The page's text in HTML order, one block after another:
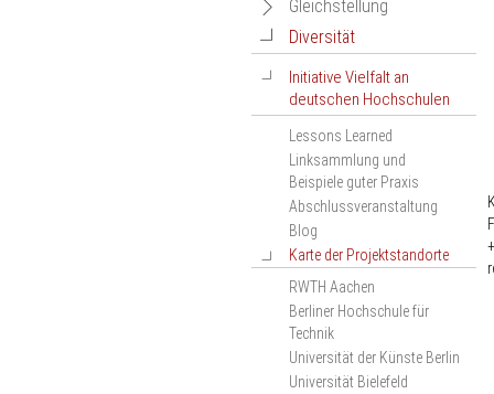
öffnen
Dokumentation der
Netzwerkveranstaltung
2019
Dokumentation der
Netzwerkveranstaltung
2020
Dokumentation der
Netzwerkveranstaltung
2021
Dokumentation der
Netzwerkveranstaltung
2022
Dokumentation der
Netzwerkveranstaltung
2023
Ranking-Wiki
Ranking-Termine
Veranstaltungskalender
Materialien
Gleichstellung
Navigation
öffnen
Geschlechtergerechtigkeit
bei Berufungen –
Selbstverpflichtung der
deutschen Hochschulen
Navigation
öffnen
Signatarhochschulen
Diversität
Navigation
öffnen
Initiative Vielfalt an
deutschen Hochschulen
Navigation
öffnen
Lessons Learned
Linksammlung und
Beispiele guter Praxis
Abschlussveranstaltung
Blog
Karte der Projektstandorte
Navigation
öffnenRWTH Aachen
Berliner Hochschule für
Technik
Universität der Künste Berlin
Universität Bielefeld